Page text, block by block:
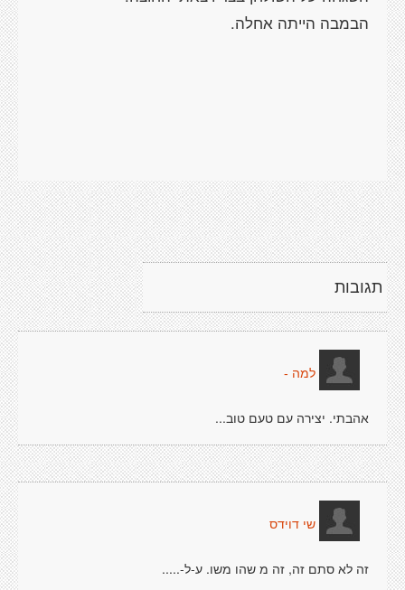
תגובות
למה -
אהבתי. יצירה עם טעם טוב...
שי דוידס
זה לא סתם זה, זה מ שהו משו. ע-ל-.....